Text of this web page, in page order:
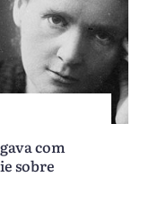
com
sobre